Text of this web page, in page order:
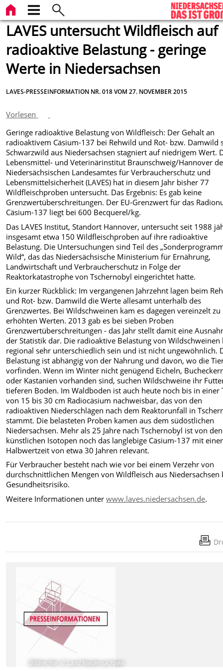
LAVES untersucht Wildfleisch auf
radioaktive Belastung - geringe
Werte in Niedersachsen
LAVES-PRESSEINFORMATION NR. 018 VOM 27. NOVEMBER 2015
Vorlesen
Geringe radioaktive Belastung von Wildfleisch: Der Gehalt an
radioaktivem Cäsium-137 bei Rehwild und Rot- bzw. Damwild
Schwarzwild aus Niedersachsen stagniert auf niedrigem Wert.
Lebensmittel- und Veterinärinstitut Braunschweig/Hannover
Niedersächsischen Landesamtes für Verbraucherschutz und
Lebensmittelsicherheit (LAVES) hat in diesem Jahr bisher 77
Wildfleischproben untersucht. Das Ergebnis: Es gab keine
Grenzwertüberschreitungen. Der EU-Grenzwert für das
Cäsium-137 liegt bei 600 Becquerel/kg.
Das LAVES Institut, Standort Hannover, untersucht seit 1988
insgesamt etwa 150 Wildfleischproben auf ihre radioaktive
Belastung. Die Untersuchungen sind Teil des
Wild“, das das Niedersächsische Ministerium für Ernährung,
Landwirtschaft und Verbraucherschutz in Folge der
Reaktorkatastrophe von Tschernobyl eingerichtet hatte.
Ein kurzer Rückblick: Im vergangenen Jahrzehnt lagen beim
und Rot- bzw. Damwild die Werte allesamt unterhalb des
Grenzwertes. Bei Wildschweinen kam es dagegen vereinzelt zu
erhöhten Werten. 2013 gab es bei sieben Proben
Grenzwertüberschreitungen - das Jahr stellt damit eine
der Statistik dar. Die radioaktive Belastung von Wildschweinen
regional sehr unterschiedlich sein und ist nicht ungewöhnlich.
Belastung ist abhängig von der Nahrung und davon, wo die
vorfinden. Wenn im Winter nicht genügend Eicheln,
oder Kastanien vorhanden sind, suchen Wildschweine ihr
tieferen Boden. Im Waldboden ist auch heute noch bis in einer
von 15 bis 30 cm Radiocäsium nachweisbar, das von den
radioaktiven Niederschlägen nach dem Reaktorunfall in
stammt. Die belasteten Proben kamen aus dem südöstlichen
Niedersachsen. Mehr als 25 Jahre nach Tschernobyl ist von den
künstlichen Isotopen noch das langlebige Cäsium-137 mit einer
Halbwertzeit von etwa 30 Jahren relevant.
Für Verbraucher besteht nach wie vor bei einem Verzehr von
durchschnittlichen Mengen von Wildfleisch aus Niedersachsen
Gesundheitsrisiko.
Weitere Informationen unterwww.laves.niedersachsen.de.
Bildrechte: © Land Niedersachsen